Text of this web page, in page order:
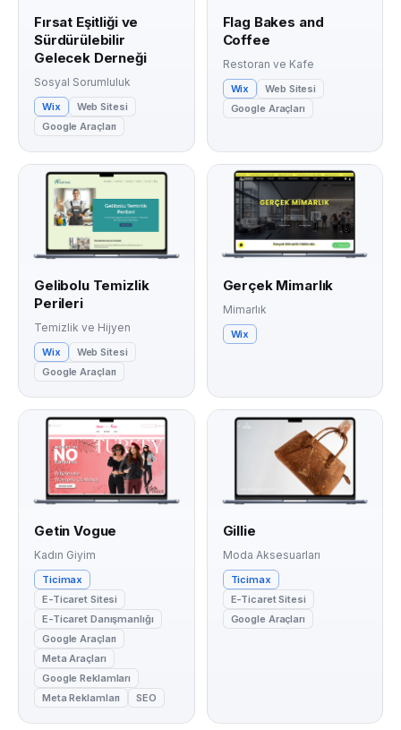
Fırsat Eşitliği ve
Sürdürülebilir
Gelecek Derneği
Sosyal Sorumluluk
Wix
Web Sitesi
Google Araçları
Flag Bakes and
Coffee
Restoran ve Kafe
Wix
Web Sitesi
Google Araçları
Gelibolu Temizlik
Perileri
Temizlik ve Hijyen
Wix
Web Sitesi
Google Araçları
Gerçek Mimarlık
Mimarlık
Wix
Getin Vogue
Kadın Giyim
Ticimax
E-Ticaret Sitesi
E-Ticaret Danışmanlığı
Google Araçları
Meta Araçları
Google Reklamları
Meta Reklamları
SEO
Gillie
Moda Aksesuarları
Ticimax
E-Ticaret Sitesi
Google Araçları